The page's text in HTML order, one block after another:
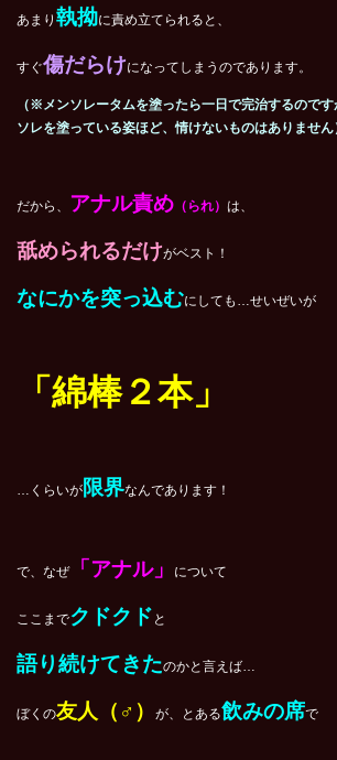
あまり 執拗に責め立てられると、
すぐ傷だらけになってしまうのであります。
（※メンソレータムを塗ったら一日で完治するので
ソレを塗っている姿ほど、情けないものはありません
だから、 アナル責め （られ） は、
舐められるだけがベスト！
なにかを突っ込むにしても…せいぜいが
「綿棒２本」
…くらいが 限界なんであります！
で、なぜ「アナル」 について
ここまでクドクド と
語り続けてきたのかと言えば…
ぼくの友人（ ♂ ） が、とある飲みの席で